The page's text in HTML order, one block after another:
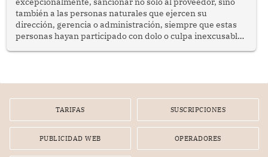
también a las personas naturales que ejercen su
dirección, gerencia o administración, siempre que estas
personas hayan participado con dolo o culpa inexcusable
por la frustrada realización de un meet and greet con
TARIFAS SUSCRIPCIONES
PUBLICIDAD WEB OPERADORES